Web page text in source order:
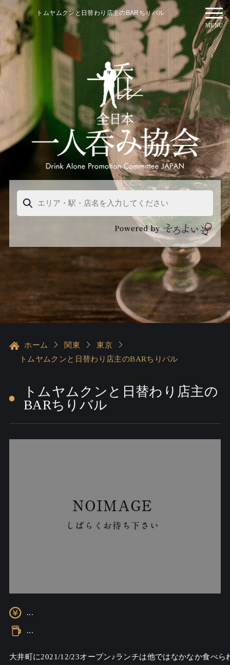
トムヤムクンと日替わり店主のBARちりバル
MENU
ホーム 関東
東京
トムヤムクンと日替わり店主のBARちりバル
トムヤムクンと日替わり店主の
BARちりバル
...
...
大井町に2021/12/23オープン♪ランチは他ではなかなか食べ